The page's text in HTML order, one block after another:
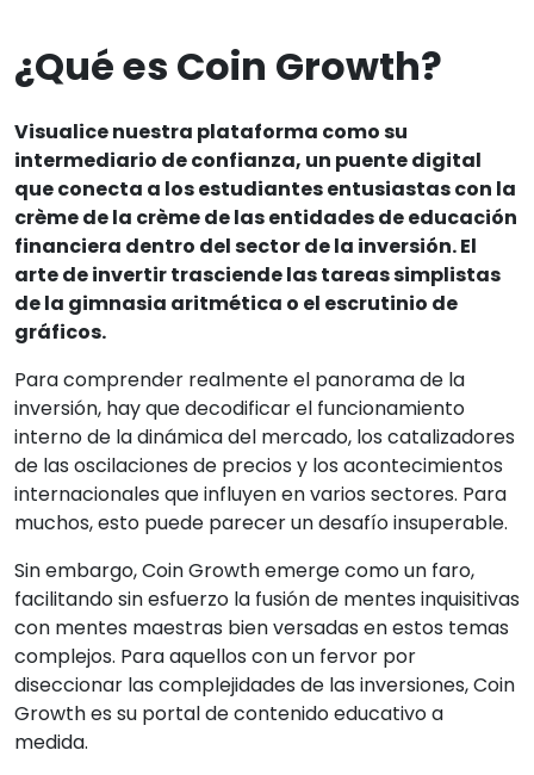
¿Qué es Coin Growth?
Visualice nuestra plataforma como su
intermediario de confianza, un puente digital
que conecta a los estudiantes entusiastas con la
crème de la crème de las entidades de educación
financiera dentro del sector de la inversión. El
arte de invertir trasciende las tareas simplistas
de la gimnasia aritmética o el escrutinio de
gráficos.
Para comprender realmente el panorama de la
inversión, hay que decodificar el funcionamiento
interno de la dinámica del mercado, los catalizadores
de las oscilaciones de precios y los acontecimientos
internacionales que influyen en varios sectores. Para
muchos, esto puede parecer un desafío insuperable.
Sin embargo, Coin Growth emerge como un faro,
facilitando sin esfuerzo la fusión de mentes inquisitivas
con mentes maestras bien versadas en estos temas
complejos. Para aquellos con un fervor por
diseccionar las complejidades de las inversiones, Coin
Growth es su portal de contenido educativo a
medida.